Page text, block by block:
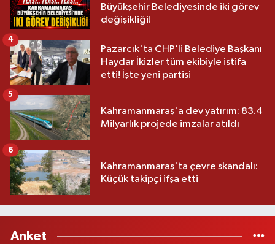
Büyükşehir Belediyesinde iki görev
değişikliği!
Pazarcık'ta CHP’li Belediye Başkanı
Haydar İkizler tüm ekibiyle istifa
etti! İşte yeni partisi
4
Kahramanmaraş'a dev yatırım: 83.4
Milyarlık projede imzalar atıldı
5
Kahramanmaraş'ta çevre skandalı:
Küçük takipçi ifşa etti
6
Anket